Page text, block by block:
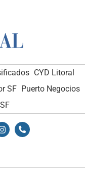
CYD Litoral
SF Puerto Negocios